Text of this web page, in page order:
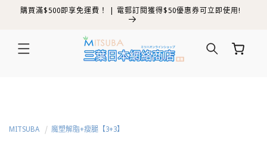
跳至內容
購買滿$500即享免運費！ | 電郵訂閱獲得$50優惠券可立即使用!
物
MITSUBA 魔塑解脂+瘦腿【3+3】